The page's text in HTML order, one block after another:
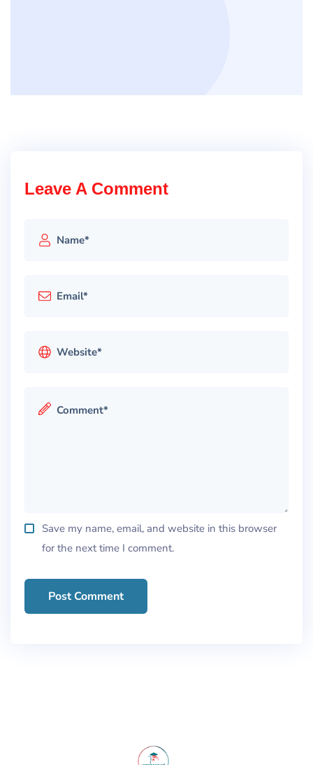
Leave A Comment
Save my name, email, and website in this browser
for the next time I comment.